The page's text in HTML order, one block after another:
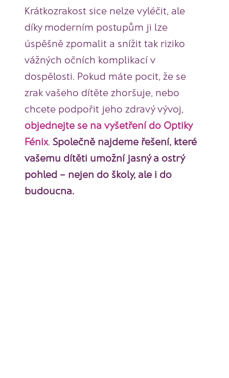
Krátkozrakost sice nelze vyléčit, ale
díky moderním postupům ji lze
úspěšně zpomalit a snížit tak riziko
vážných očních komplikací v
dospělosti. Pokud máte pocit, že se
zrak vašeho dítěte zhoršuje, nebo
chcete podpořit jeho zdravý vývoj,
objednejte se na vyšetření do Optiky
Fénix. Společně najdeme řešení, které
vašemu dítěti umožní jasný a ostrý
pohled – nejen do školy, ale i do
budoucna.